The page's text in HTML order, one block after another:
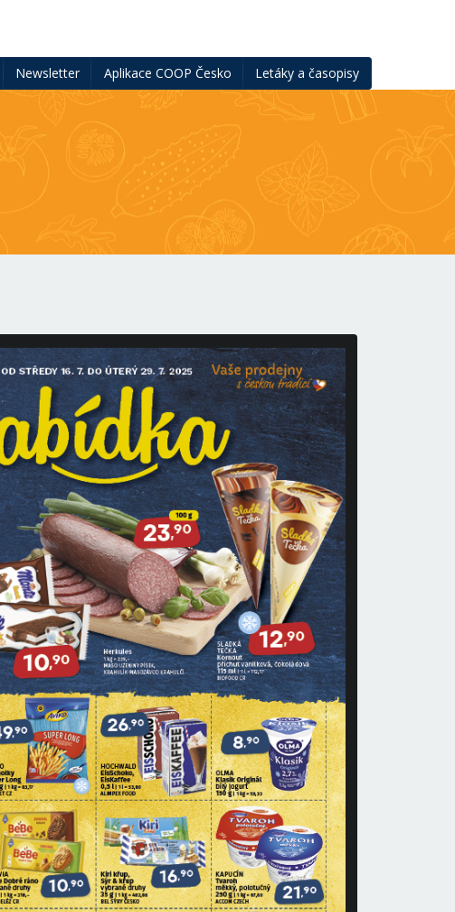
Newsletter Aplikace COOP Česko Letáky a časopisy